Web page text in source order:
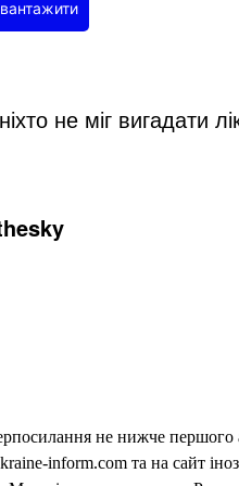
не міг вигадати
не нижче
inform.com та на сайт